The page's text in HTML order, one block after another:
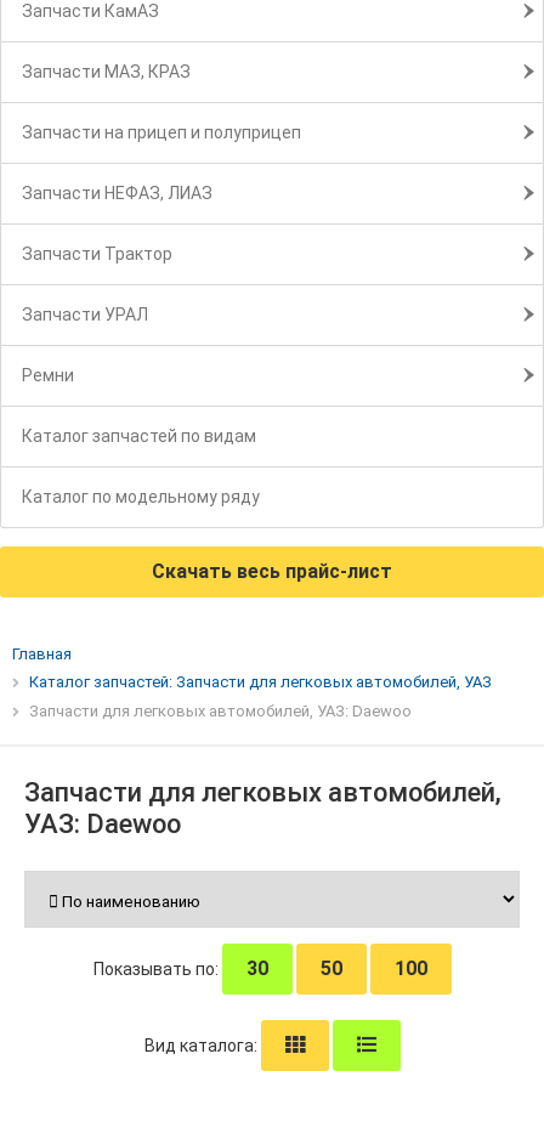
Запчасти КамАЗ
Запчасти МАЗ, КРАЗ
Запчасти на прицеп и полуприцеп
Запчасти НЕФАЗ, ЛИАЗ
Запчасти Трактор
Запчасти УРАЛ
Ремни
Каталог запчастей по видам
Каталог по модельному ряду
Скачать весь прайс-лист
Главная
Каталог запчастей: Запчасти для легковых автомобилей, УАЗ
Запчасти для легковых автомобилей, УАЗ: Daewoo
Запчасти для легковых автомобилей,
УАЗ: Daewoo
Показывать по: 30 50 100
Вид каталога: